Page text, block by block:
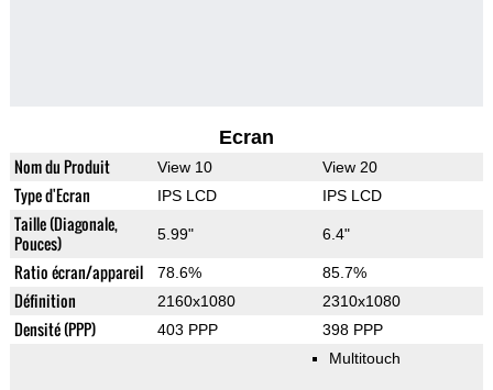
Ecran
Nom du Produit View 10 View 20
Type d'Ecran IPS LCD IPS LCD
Taille (Diagonale,
Pouces)
5.99" 6.4"
Ratio écran/appareil 78.6% 85.7%
Définition 2160x1080 2310x1080
Densité (PPP) 403 PPP 398 PPP
Multitouch